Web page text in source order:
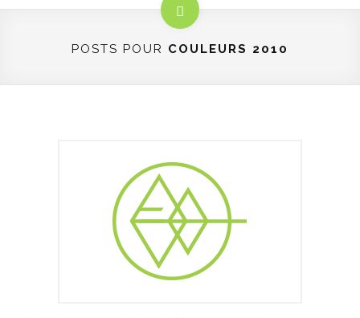
POSTS POUR COULEURS 2010